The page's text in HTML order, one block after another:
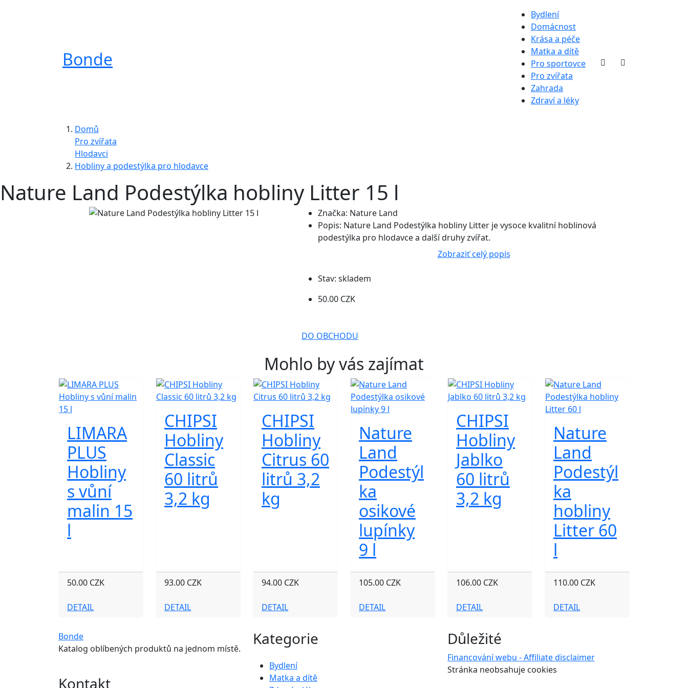
Bonde
Bydlení
Domácnost
Krása a péče
Matka a dítě
Pro sportovce
Pro zvířata
Zahrada
Zdraví a léky
Domů
Pro zvířata
Hlodavci
Hobliny a podestýlka pro hlodavce
Nature Land Podestýlka hobliny Litter 15 l
Značka: Nature Land
Popis: Nature Land Podestýlka hobliny Litter je vysoce kvalitní hoblinová
podestýlka pro hlodavce a další druhy zvířat.
Zobraziť celý popis
Stav: skladem
50.00 CZK
DO OBCHODU
Mohlo by vás zajímat
LIMARA
PLUS
Hobliny
s vůní
malin 15
l
50.00 CZK
DETAIL
CHIPSI
Hobliny
Classic
60 litrů
3,2 kg
93.00 CZK
DETAIL
CHIPSI
Hobliny
Citrus 60
litrů 3,2
kg
94.00 CZK
DETAIL
Nature
Land
Podestýl
ka
osikové
lupínky
9 l
105.00 CZK
DETAIL
CHIPSI
Hobliny
Jablko
60 litrů
3,2 kg
106.00 CZK
DETAIL
Nature
Land
Podestýl
ka
hobliny
Litter 60
l
110.00 CZK
DETAIL
Bonde
Katalog oblíbených produktů na jednom místě.
Kontakt
Kategorie
Bydlení
Matka a dítě
Důležité
Financování webu - Affiliate disclaimer
Stránka neobsahuje cookies